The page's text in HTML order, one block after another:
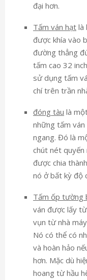
đại hơn.
Tấm ván hạt là
được khía vào
đường thẳng
tấm cao 32
sử dụng tấm
chí trên trần
đóng tàu là
những tấm ván
ngang. Đó là
chút nét quyến
được chia
nó ở bất kỳ độ
Tấm ốp tường
ván được lấy
vụn từ nhà
Nó có thể có
và hoàn hảo
hơn. Mặc dù
hoang từ hầu